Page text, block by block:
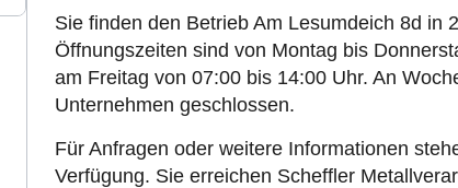
Sie finden den Betrieb Am Lesumdeich 8d in
Öffnungszeiten sind von Montag bis
am Freitag von 07:00 bis 14:00 Uhr. An
Unternehmen geschlossen.
Für Anfragen oder weitere Informationen
Verfügung. Sie erreichen Scheffler